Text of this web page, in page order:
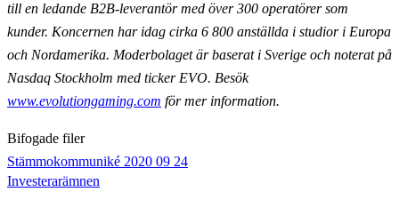
till en ledande B2B-leverantör med över 300 operatörer som
kunder. Koncernen har idag cirka 6 800 anställda i studior i Europa
och Nordamerika. Moderbolaget är baserat i Sverige och noterat på
Nasdaq Stockholm med ticker EVO. Besök
www.evolutiongaming.com för mer information.
Bifogade filer
Stämmokommuniké 2020 09 24
Investerarämnen